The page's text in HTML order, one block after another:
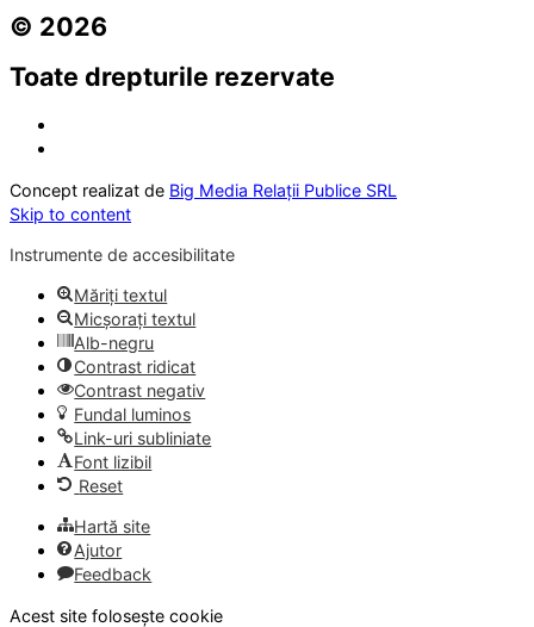
© 2026
Toate drepturile rezervate
Concept realizat de Big Media Relații Publice SRL
Skip to content
Instrumente de accesibilitate
Măriți textul
Micșorați textul
Alb-negru
Contrast ridicat
Contrast negativ
Fundal luminos
Link-uri subliniate
Font lizibil
Reset
Hartă site
Ajutor
Feedback
Acest site folosește cookie